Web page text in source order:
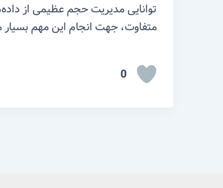
توانایی مدیریت حجم عظیمی از
متفاوت، جهت انجام این مهم
0